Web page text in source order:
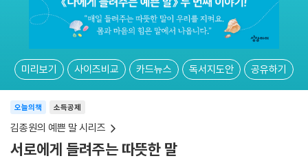
미리보기 사이즈비교 카드뉴스 독서지도안 공유하기
소득공제
오늘의책
김종원의 예쁜 말 시리즈
서로에게 들려주는 따뜻한 말